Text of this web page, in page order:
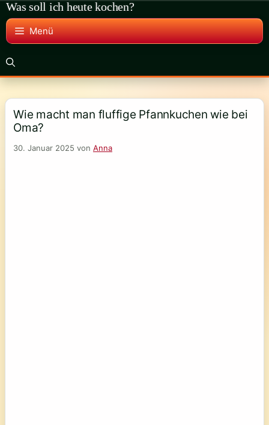
Zum
Inhalt
springen
Was soll ich heute kochen?
Menü
Wie macht man fluffige Pfannkuchen wie bei
Oma?
30. Januar 2025 von Anna